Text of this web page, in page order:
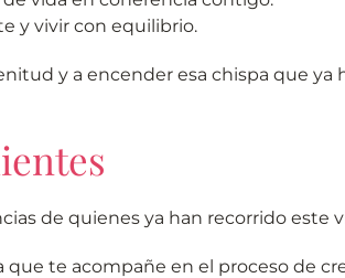
y vivir con equilibrio.
y a encender esa chispa que ya
de quienes ya han recorrido este
que te acompañe en el proceso de